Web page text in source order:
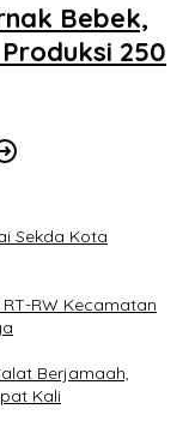
Bebek,
250
Sekda Kota
RW Kecamatan
Berjamaah,
Kali